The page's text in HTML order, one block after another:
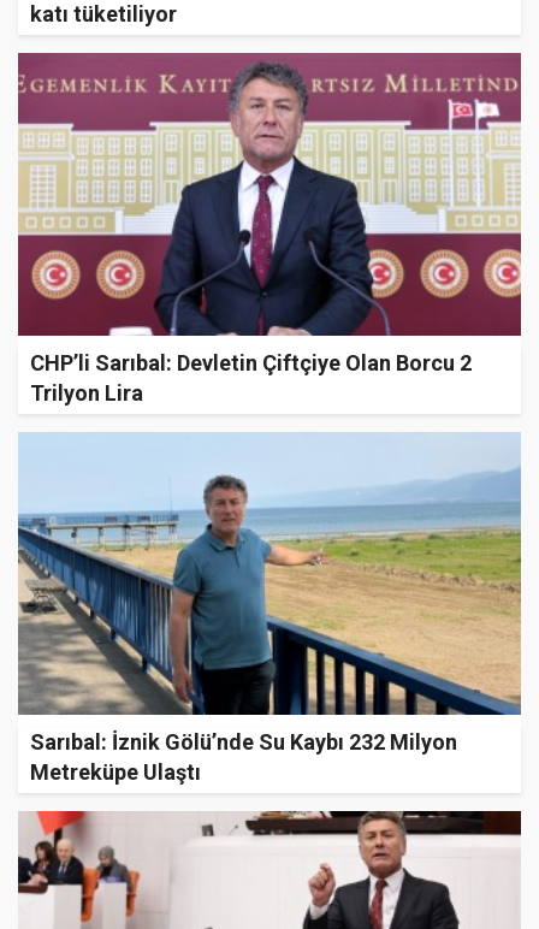
katı tüketiliyor
CHP’li Sarıbal: Devletin Çiftçiye Olan Borcu 2
Trilyon Lira
Sarıbal: İznik Gölü’nde Su Kaybı 232 Milyon
Metreküpe Ulaştı